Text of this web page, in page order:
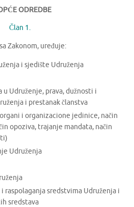
ODREDBE
Član 1.
Zakonom, uređuje:
i sjedište Udruženja
Udruženje, prava, dužnosti i
i prestanak članstva
i organizacione jedinice, način
opoziva, trajanje mandata, način
Udruženja
raspolaganja sredstvima Udruženja i
sredstava